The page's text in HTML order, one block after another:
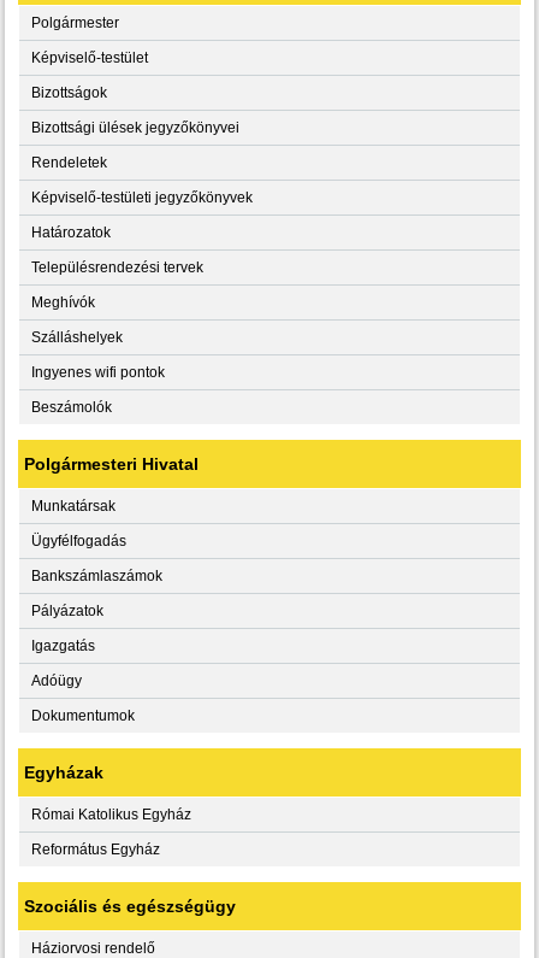
Polgármester
Képviselő-testület
Bizottságok
Bizottsági ülések jegyzőkönyvei
Rendeletek
Képviselő-testületi jegyzőkönyvek
Határozatok
Településrendezési tervek
Meghívók
Szálláshelyek
Ingyenes wifi pontok
Beszámolók
Polgármesteri Hivatal
Munkatársak
Ügyfélfogadás
Bankszámlaszámok
Pályázatok
Igazgatás
Adóügy
Dokumentumok
Egyházak
Római Katolikus Egyház
Református Egyház
Szociális és egészségügy
Háziorvosi rendelő